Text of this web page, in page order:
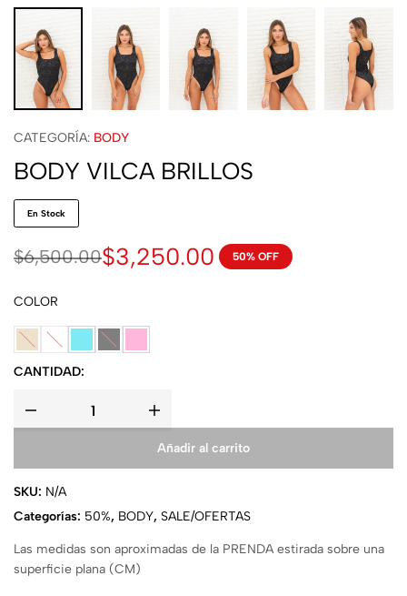
CATEGORÍA: BODY
BODY VILCA BRILLOS
En Stock
$6,500.00$3,250.00 50% OFF
COLOR
CANTIDAD:
Añadir al carrito
SKU: N/A
Categorías: 50%, BODY, SALE/OFERTAS
Las medidas son aproximadas de la PRENDA estirada sobre una
superficie plana (CM)